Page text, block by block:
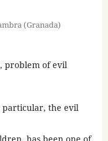
(Granada)
problem of evil
the evil
has been one of